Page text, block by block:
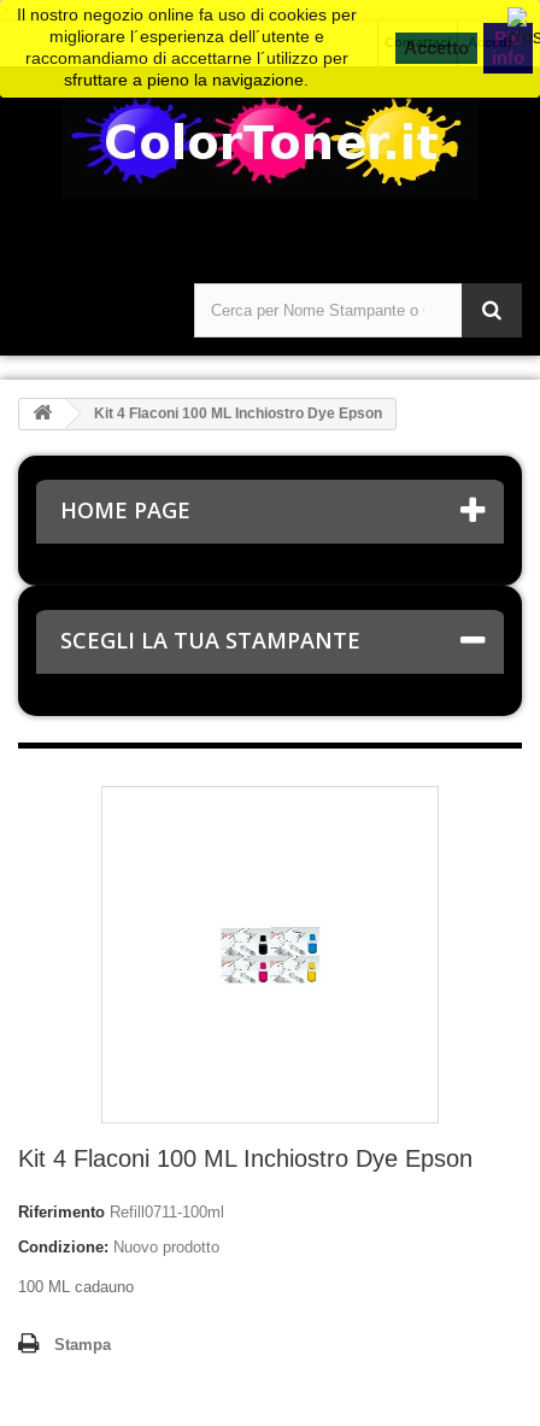
Accedi
Contattaci
Il nostro negozio online fa uso di cookies per
migliorare l´esperienza dell´utente e
raccomandiamo di accettarne l´utilizzo per
sfruttare a pieno la navigazione.
Piú
info
Kit 4 Flaconi 100 ML Inchiostro Dye Epson
HOME PAGE
SCEGLI LA TUA STAMPANTE
Kit 4 Flaconi 100 ML Inchiostro Dye Epson
Riferimento Refill0711-100ml
Condizione: Nuovo prodotto
100 ML cadauno
Stampa